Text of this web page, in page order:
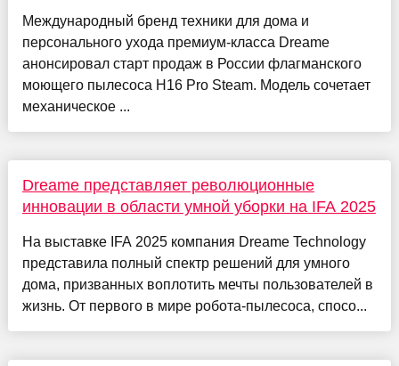
Международный бренд техники для дома и
персонального ухода премиум-класса Dreame
анонсировал старт продаж в России флагманского
моющего пылесоса H16 Pro Steam. Модель сочетает
механическое ...
Dreame представляет революционные
инновации в области умной уборки на IFA 2025
На выставке IFA 2025 компания Dreame Technology
представила полный спектр решений для умного
дома, призванных воплотить мечты пользователей в
жизнь. От первого в мире робота-пылесоса, спосо...